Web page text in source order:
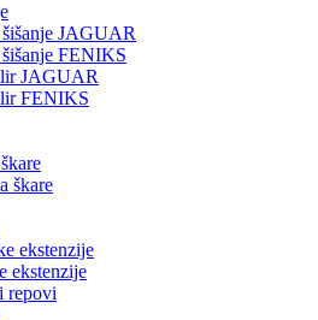
šišanje JAGUAR
šišanje FENIKS
JAGUAR
FENIKS
škare
ekstenzije
ekstenzije
repovi